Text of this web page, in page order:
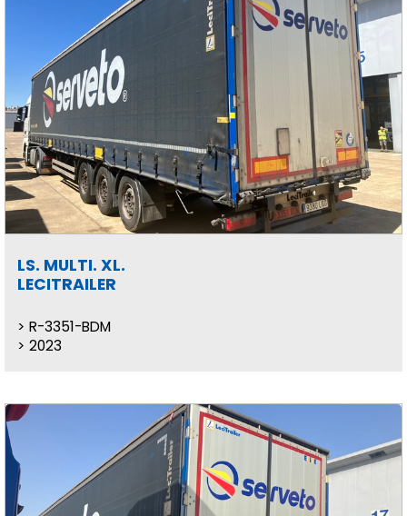
LS. MULTI. XL.
LECITRAILER
R-3351-BDM
2023